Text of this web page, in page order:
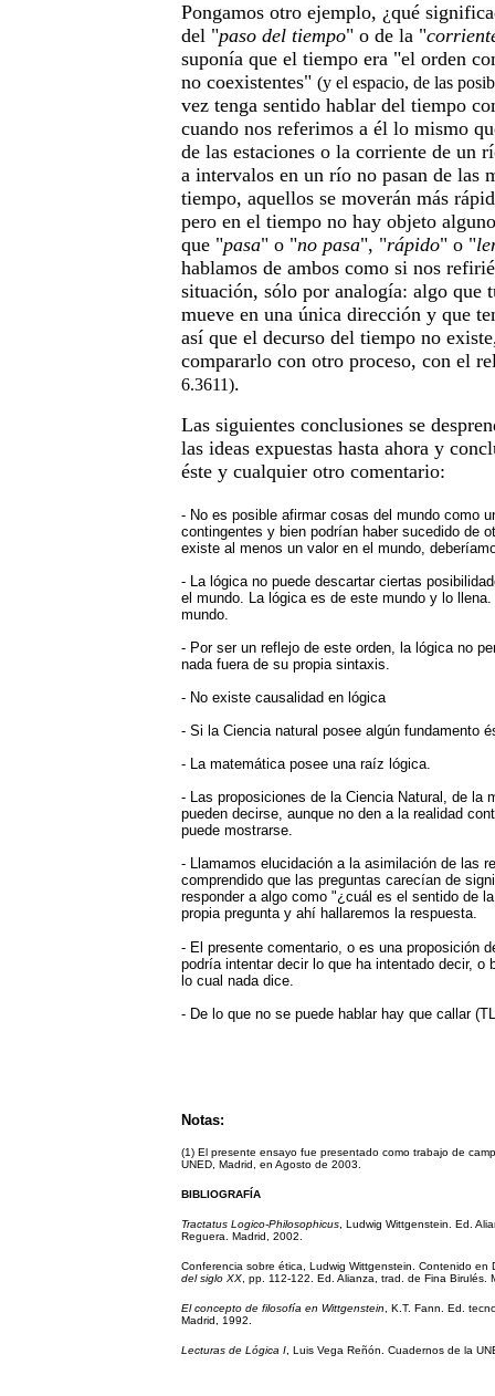
Pongamos otro ejemplo, ¿qué
del "paso del tiempo" o de la "
suponía que el tiempo era "el orden
no coexistentes" (y el espacio, de las
vez tenga sentido hablar del tiempo
cuando nos referimos a él lo mismo
de las estaciones o la corriente de un
a intervalos en un río no pasan de las
tiempo, aquellos se moverán más
pero en el tiempo no hay objeto
que "pasa" o "no pasa", "rápido" o "
hablamos de ambos como si nos
situación, sólo por analogía: algo que
mueve en una única dirección y que
así que el decurso del tiempo no
compararlo con otro proceso, con el
6.3611).
Las siguientes conclusiones se
las ideas expuestas hasta ahora y
éste y cualquier otro comentario:
- No es posible afirmar cosas del mundo como
contingentes y bien podrían haber sucedido de
existe al menos un valor en el mundo,
- La lógica no puede descartar ciertas
el mundo. La lógica es de este mundo y lo
mundo.
- Por ser un reflejo de este orden, la lógica no
nada fuera de su propia sintaxis.
- No existe causalidad en lógica
- Si la Ciencia natural posee algún fundamento
- La matemática posee una raíz lógica.
- Las proposiciones de la Ciencia Natural, de la
pueden decirse, aunque no den a la realidad
puede mostrarse.
- Llamamos elucidación a la asimilación de las
comprendido que las preguntas carecían de
responder a algo como "¿cuál es el sentido de
propia pregunta y ahí hallaremos la respuesta.
- El presente comentario, o es una proposición
podría intentar decir lo que ha intentado decir,
lo cual nada dice.
- De lo que no se puede hablar hay que callar
Notas:
(1) El presente ensayo fue presentado como trabajo de
UNED, Madrid, en Agosto de 2003.
BIBLIOGRAFÍA
Tractatus Logico-Philosophicus , Ludwig Wittgenstein. Ed.
Reguera. Madrid, 2002.
Conferencia sobre ética, Ludwig Wittgenstein. Contenido
del siglo XX , pp. 112-122. Ed. Alianza, trad. de Fina Birulés.
El concepto de filosofía en Wittgenstein , K.T. Fann. Ed.
Madrid, 1992.
Lecturas de Lógica I , Luis Vega Reñón. Cuadernos de la